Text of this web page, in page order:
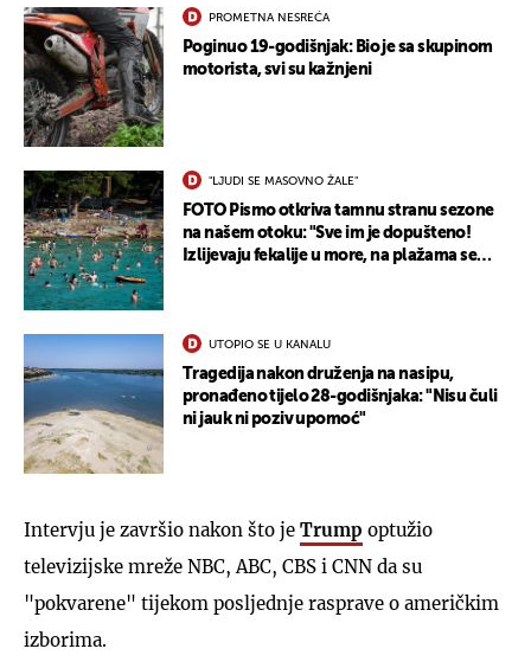
PROMETNA NESREĆA
Poginuo 19-godišnjak: Bio je sa skupinom
motorista, svi su kažnjeni
"LJUDI SE MASOVNO ŽALE"
FOTO Pismo otkriva tamnu stranu sezone
na našem otoku: "Sve im je dopušteno!
Izlijevaju fekalije u more, na plažama se
UTOPIO SE U KANALU
Tragedija nakon druženja na nasipu,
pronađeno tijelo 28-godišnjaka: "Nisu čuli
ni jauk ni poziv upomoć"
Intervju je završio nakon što je Trump optužio
televizijske mreže NBC, ABC, CBS i CNN da su
"pokvarene" tijekom posljednje rasprave o američkim
izborima.